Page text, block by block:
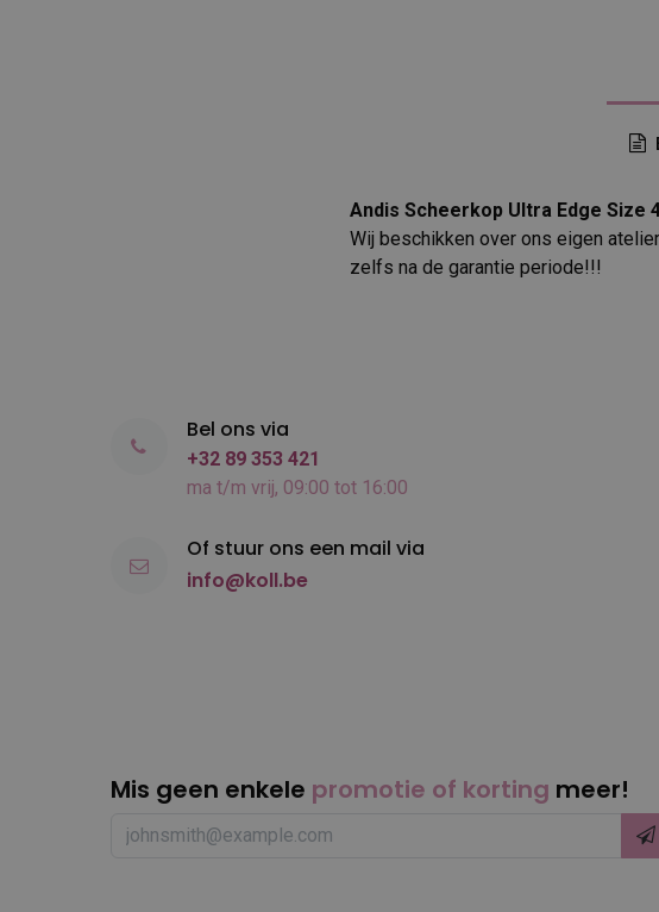
Andis Scheerkop Ultra Edge Size
Wij beschikken over ons eigen
zelfs na de garantie periode!!!
Mis geen enkele promotie of korting meer!
Bel ons via
+32 89 353 421
ma t/m vrij, 09:00 tot 16:00
Of stuur ons een mail via
info@koll.be